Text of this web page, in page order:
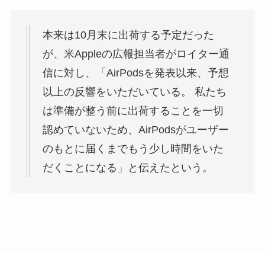
本来は10月末に出荷する予定だった
が、米Appleの広報担当者がロイター通
信に対し、「AirPodsを発表以来、予想
以上の反響をいただいている。 私たち
は準備が整う前に出荷することを一切
認めていないため、AirPodsがユーザー
のもとに届くまでもう少し時間をいた
だくことになる」と伝えたという。